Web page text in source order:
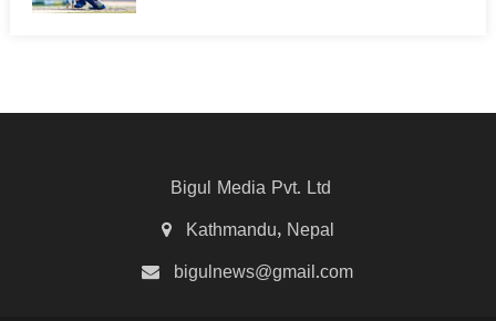
Bigul Media Pvt. Ltd
Kathmandu, Nepal
bigulnews@gmail.com